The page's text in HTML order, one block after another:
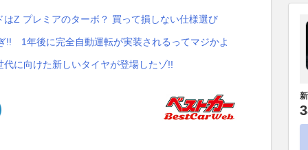
Z プレミアのターボ？ 買って損しない仕様選び
!! 1年後に完全自動運転が実装されるってマジかよ
に向けた新しいタイヤが登場したゾ!!